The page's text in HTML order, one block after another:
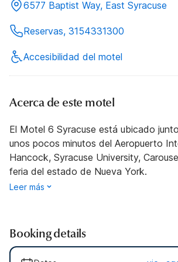
6577 Baptist Way, East Syracuse
Reservas, 3154331300
Accesibilidad del motel
Acerca de este motel
El Motel 6 Syracuse está ubicado
unos pocos minutos del Aeropuerto
Hancock, Syracuse University,
feria del estado de Nueva York.
Leer más
Booking details